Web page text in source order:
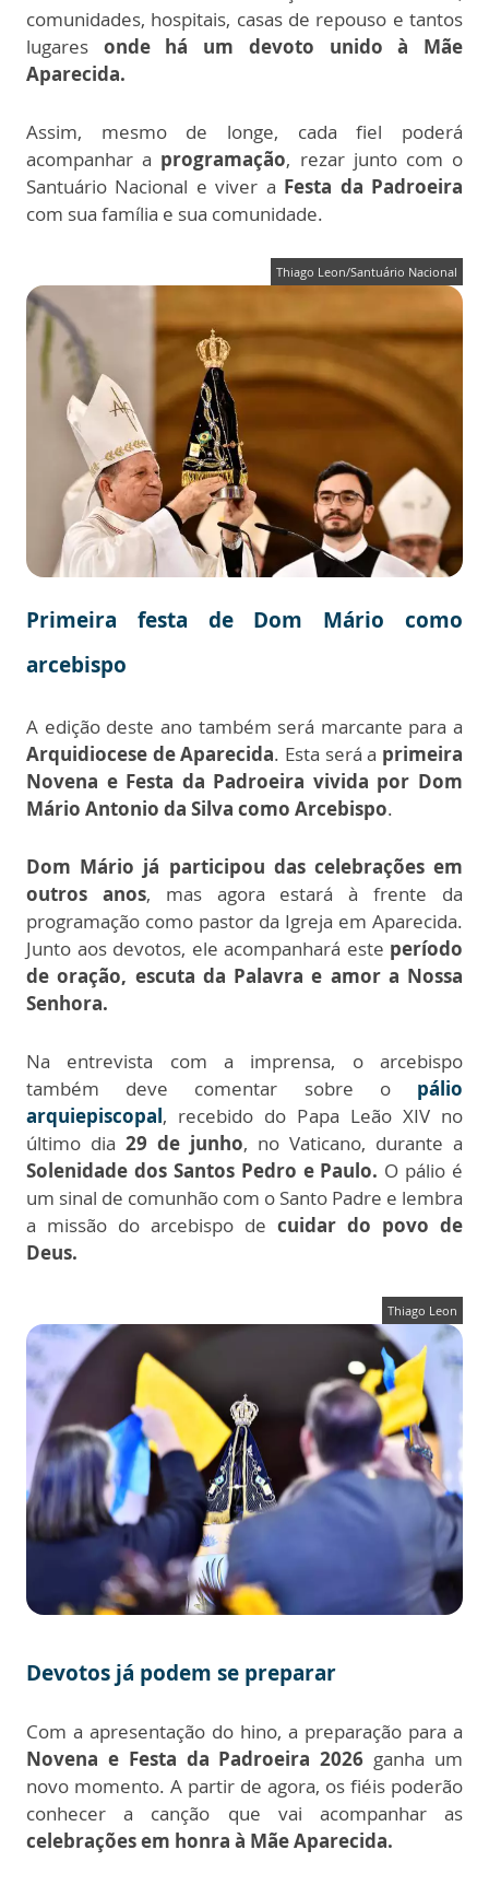
comunidades, hospitais, casas de repouso e tantos
lugares onde há um devoto unido à Mãe
Aparecida.
Assim, mesmo de longe, cada fiel poderá
acompanhar a programação, rezar junto com o
Santuário Nacional e viver a Festa da Padroeira
com sua família e sua comunidade.
Thiago Leon/Santuário Nacional
Primeira festa de Dom Mário como
arcebispo
A edição deste ano também será marcante para a
Arquidiocese de Aparecida. Esta será a primeira
Novena e Festa da Padroeira vivida por Dom
Mário Antonio da Silva como Arcebispo.
Dom Mário já participou das celebrações em
outros anos, mas agora estará à frente da
programação como pastor da Igreja em Aparecida.
Junto aos devotos, ele acompanhará este período
de oração, escuta da Palavra e amor a Nossa
Senhora.
Na entrevista com a imprensa, o arcebispo
também deve comentar sobre o pálio
arquiepiscopal, recebido do Papa Leão XIV no
último dia 29 de junho, no Vaticano, durante a
Solenidade dos Santos Pedro e Paulo. O pálio é
um sinal de comunhão com o Santo Padre e lembra
a missão do arcebispo de cuidar do povo de
Deus.
Thiago Leon
Devotos já podem se preparar
Com a apresentação do hino, a preparação para a
Novena e Festa da Padroeira 2026 ganha um
novo momento. A partir de agora, os fiéis poderão
conhecer a canção que vai acompanhar as
celebrações em honra à Mãe Aparecida.